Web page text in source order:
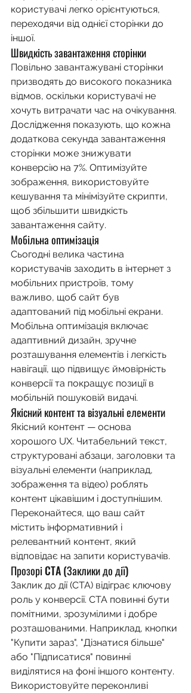
користувачі легко орієнтуються,
переходячи від однієї сторінки до
іншої.
Швидкість завантаження сторінки
Повільно завантажувані сторінки
призводять до високого показника
відмов, оскільки користувачі не
хочуть витрачати час на очікування.
Дослідження показують, що кожна
додаткова секунда завантаження
сторінки може знижувати
конверсію на 7%. Оптимізуйте
зображення, використовуйте
кешування та мінімізуйте скрипти,
щоб збільшити швидкість
завантаження сайту.
Мобільна оптимізація
Сьогодні велика частина
користувачів заходить в інтернет з
мобільних пристроїв, тому
важливо, щоб сайт був
адаптований під мобільні екрани.
Мобільна оптимізація включає
адаптивний дизайн, зручне
розташування елементів і легкість
навігації, що підвищує ймовірність
конверсії та покращує позиції в
мобільній пошуковій видачі.
Якісний контент та візуальні елементи
Якісний контент — основа
хорошого UX. Читабельний текст,
структуровані абзаци, заголовки та
візуальні елементи (наприклад,
зображення та відео) роблять
контент цікавішим і доступнішим.
Переконайтеся, що ваш сайт
містить інформативний і
релевантний контент, який
відповідає на запити користувачів.
Прозорі CTA (Заклики до дії)
Заклик до дії (CTA) відіграє ключову
роль у конверсії. CTA повинні бути
помітними, зрозумілими і добре
розташованими. Наприклад, кнопки
"Купити зараз", "Дізнатися більше"
або "Підписатися" повинні
виділятися на фоні іншого контенту.
Використовуйте переконливі